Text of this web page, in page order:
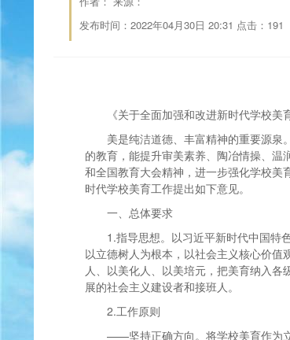
发布时间：2022年04月30日 20:31 点击： 191
《关于全面加强和改进新时代学校美
美是纯洁道德、丰富精神的重要源泉
的教育，能提升审美素养、陶冶情操、
和全国教育大会精神，进一步强化学校
时代学校美育工作提出如下意见。
一、总体要求
1.指导思想。以习近平新时代中国特
以立德树人为根本，以社会主义核心价
人、以美化人、以美培元，把美育纳入
展的社会主义建设者和接班人。
2.工作原则
——坚持正确方向。将学校美育作为